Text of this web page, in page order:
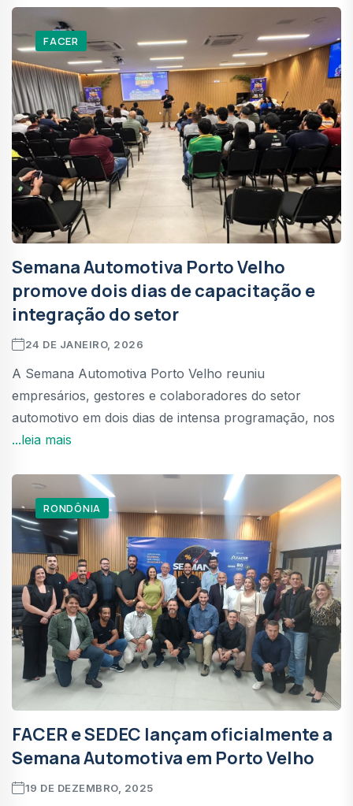
FACER
Semana Automotiva Porto Velho
promove dois dias de capacitação e
integração do setor
24 DE JANEIRO, 2026
A Semana Automotiva Porto Velho reuniu
empresários, gestores e colaboradores do setor
automotivo em dois dias de intensa programação, nos
...leia mais
RONDÔNIA
FACER e SEDEC lançam oficialmente a
Semana Automotiva em Porto Velho
19 DE DEZEMBRO, 2025